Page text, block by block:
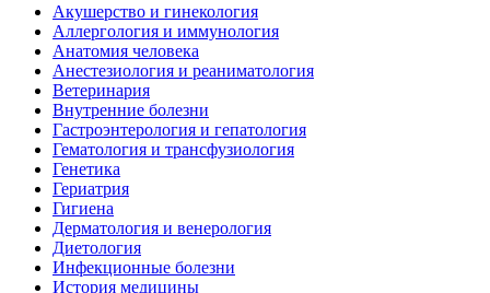
Акушерство и гинекология
Аллергология и иммунология
Анатомия человека
Анестезиология и реаниматология
Ветеринария
Внутренние болезни
Гастроэнтерология и гепатология
Гематология и трансфузиология
Генетика
Гериатрия
Гигиена
Дерматология и венерология
Диетология
Инфекционные болезни
История медицины